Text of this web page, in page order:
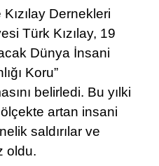
Kızılay Dernekleri
Türk Kızılay, 19
Dünya İnsani
Koru”
belirledi. Bu yılki
artan insani
saldırılar ve
oldu.